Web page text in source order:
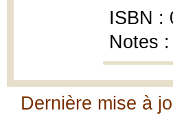
ISBN :
Notes
Dernière mise à